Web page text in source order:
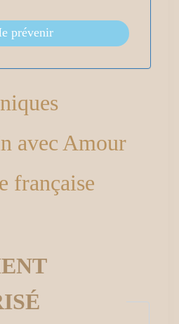
prévenir
avec Amour
française